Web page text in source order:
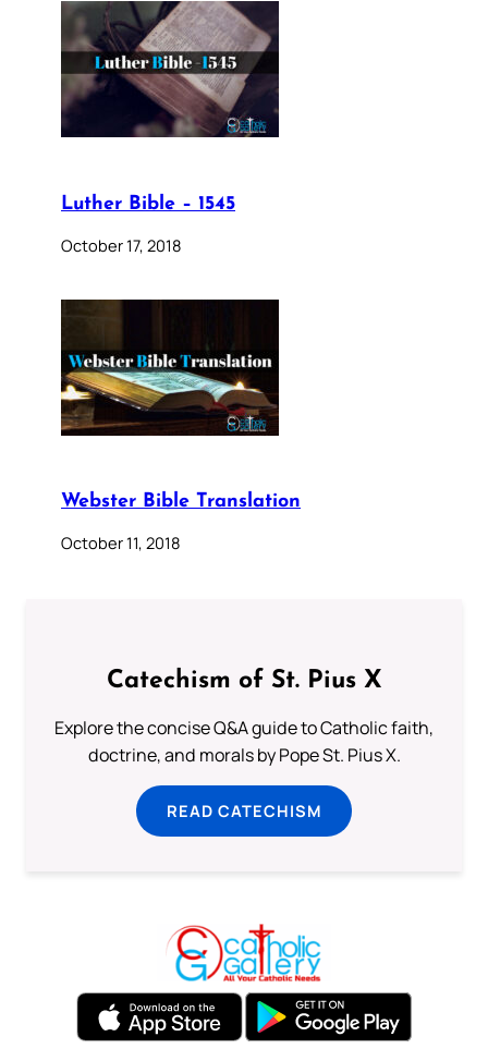
Luther Bible – 1545
October 17, 2018
Webster Bible Translation
October 11, 2018
Catechism of St. Pius X
Explore the concise Q&A guide to Catholic faith,
doctrine, and morals by Pope St. Pius X.
READ CATECHISM